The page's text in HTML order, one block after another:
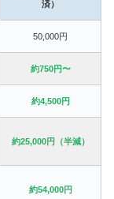
済）
50,000円
約750円〜
約4,500円
約25,000円（半減）
約54,000円